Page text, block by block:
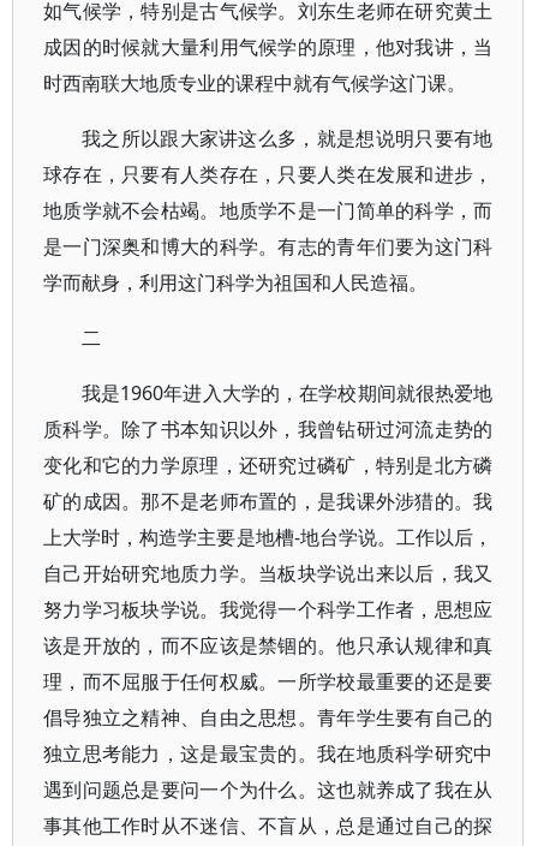
如气候学，特别是古气候学。刘东生老师在研究黄土
成因的时候就大量利用气候学的原理，他对我讲，当
时西南联大地质专业的课程中就有气候学这门课。
我之所以跟大家讲这么多，就是想说明只要有地
球存在，只要有人类存在，只要人类在发展和进步，
地质学就不会枯竭。地质学不是一门简单的科学，而
是一门深奥和博大的科学。有志的青年们要为这门科
学而献身，利用这门科学为祖国和人民造福。
二
我是1960年进入大学的，在学校期间就很热爱地
质科学。除了书本知识以外，我曾钻研过河流走势的
变化和它的力学原理，还研究过磷矿，特别是北方磷
矿的成因。那不是老师布置的，是我课外涉猎的。我
上大学时，构造学主要是地槽-地台学说。工作以后，
自己开始研究地质力学。当板块学说出来以后，我又
努力学习板块学说。我觉得一个科学工作者，思想应
该是开放的，而不应该是禁锢的。他只承认规律和真
理，而不屈服于任何权威。一所学校最重要的还是要
倡导独立之精神、自由之思想。青年学生要有自己的
独立思考能力，这是最宝贵的。我在地质科学研究中
遇到问题总是要问一个为什么。这也就养成了我在从
事其他工作时从不迷信、不盲从，总是通过自己的探